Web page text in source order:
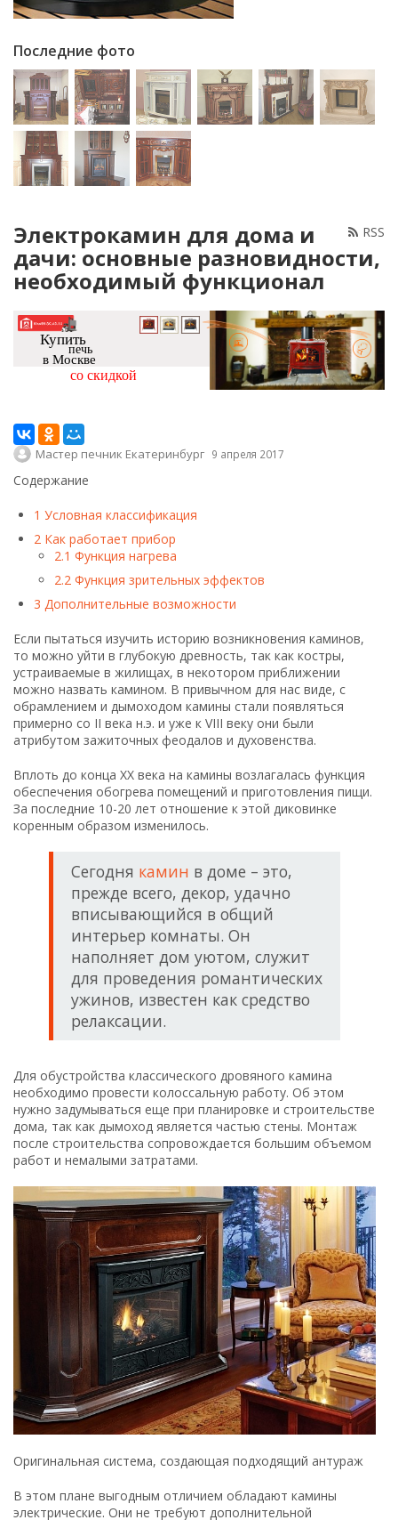
Последние фото
RSS
Электрокамин для дома и
дачи: основные разновидности,
необходимый функционал
Купить
печь
в Москве
со скидкой
Мастер печник Екатеринбург 9 апреля 2017
Содержание
1 Условная классификация
2 Как работает прибор
2.1 Функция нагрева
2.2 Функция зрительных эффектов
3 Дополнительные возможности
Если пытаться изучить историю возникновения каминов,
то можно уйти в глубокую древность, так как костры,
устраиваемые в жилищах, в некотором приближении
можно назвать камином. В привычном для нас виде, с
обрамлением и дымоходом камины стали появляться
примерно со II века н.э. и уже к VIII веку они были
атрибутом зажиточных феодалов и духовенства.
Вплоть до конца XX века на камины возлагалась функция
обеспечения обогрева помещений и приготовления пищи.
За последние 10-20 лет отношение к этой диковинке
коренным образом изменилось.
Сегодня камин в доме – это,
прежде всего, декор, удачно
вписывающийся в общий
интерьер комнаты. Он
наполняет дом уютом, служит
для проведения романтических
ужинов, известен как средство
релаксации.
Для обустройства классического дровяного камина
необходимо провести колоссальную работу. Об этом
нужно задумываться еще при планировке и строительстве
дома, так как дымоход является частью стены. Монтаж
после строительства сопровождается большим объемом
работ и немалыми затратами.
Оригинальная система, создающая подходящий антураж
В этом плане выгодным отличием обладают камины
электрические. Они не требуют дополнительной